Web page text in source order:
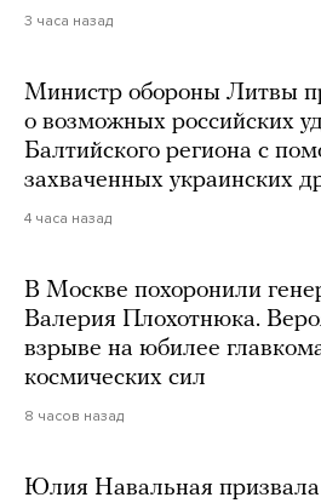
3 часа назад
Министр обороны Литвы
о возможных российских
Балтийского региона с
захваченных украинских
4 часа назад
В Москве похоронили
Валерия Плохотнюка.
взрыве на юбилее
космических сил
8 часов назад
Юлия Навальная призвала